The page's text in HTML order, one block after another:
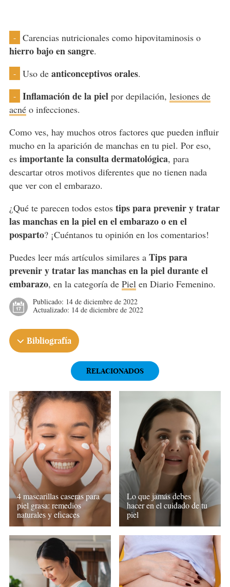
- Carencias nutricionales como hipovitaminosis o
hierro bajo en sangre.
- Uso de anticonceptivos orales.
- Inflamación de la pielpor depilación, lesiones de
acnéo infecciones.
Como ves, hay muchos otros factores que pueden influir
mucho en la aparición de manchas en tu piel. Por eso,
esimportante la consulta dermatológica, para
descartar otros motivos diferentes que no tienen nada
que ver con el embarazo.
¿Qué te parecen todos estostips para prevenir y tratar
las manchas en la piel en el embarazo o en el
posparto? ¡Cuéntanos tu opinión en los comentarios!
Puedes leer más artículos similares a Tips para
prevenir y tratar las manchas en la piel durante el
embarazo, en la categoría de Pielen Diario Femenino.
Publicado: 14 de diciembre de 2022
Actualizado: 14 de diciembre de 2022
Bibliografía
RELACIONADOS
4 mascarillas caseras para
piel grasa: remedios
naturales y eficaces
Lo que jamás debes
hacer en el cuidado de tu
piel